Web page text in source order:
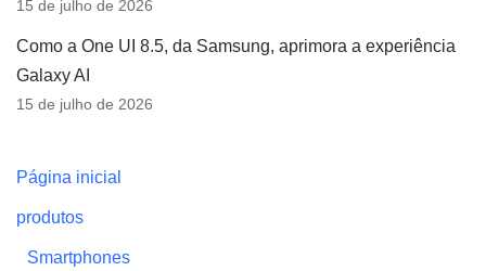
15 de julho de 2026
Como a One UI 8.5, da Samsung, aprimora a experiência
Galaxy AI
15 de julho de 2026
Página inicial
produtos
Smartphones